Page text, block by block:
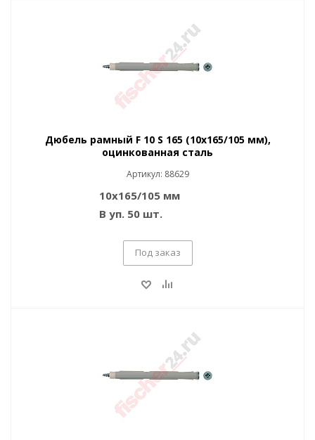
Дюбель рамный F 10 S 165 (10x165/105 мм),
оцинкованная сталь
Артикул: 88629
10x165/105 мм
В уп. 50 шт.
Под заказ